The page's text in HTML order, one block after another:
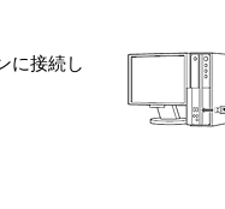
に接続し